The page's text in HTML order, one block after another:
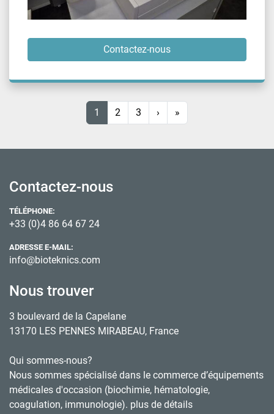
Contactez-nous
1 2 3 › »
Contactez-nous
TÉLÉPHONE:
+33 (0)4 86 64 67 24
ADRESSE E-MAIL:
info@bioteknics.com
Nous trouver
3 boulevard de la Capelane
13170 LES PENNES MIRABEAU, France
Qui sommes-nous?
Nous sommes spécialisé dans le commerce d’équipements
médicales d'occasion (biochimie, hématologie,
coagulation, immunologie). plus de détails